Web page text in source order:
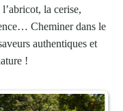
la cerise,
Cheminer dans le
authentiques et
!